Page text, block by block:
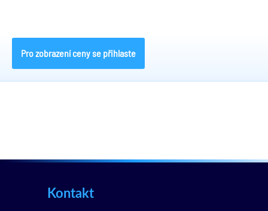
Pro zobrazení ceny se přihlaste
Kontakt